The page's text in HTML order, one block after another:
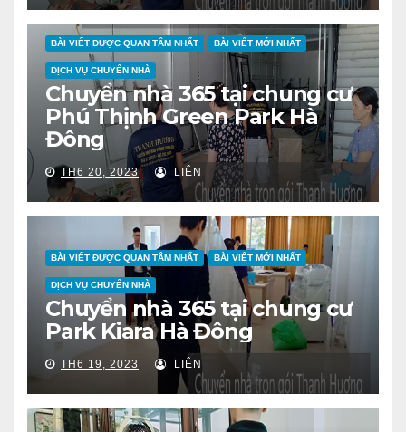
BÀI VIẾT ĐƯỢC QUAN TÂM NHẤT BÀI VIẾT MỚI NHẤT
DỊCH VỤ CHUYỂN NHÀ
Chuyển nhà 365 tại chung cư
Phú Thịnh Green Park Hà
Đông
TH6 20, 2023 LIÊN
BÀI VIẾT ĐƯỢC QUAN TÂM NHẤT BÀI VIẾT MỚI NHẤT
DỊCH VỤ CHUYỂN NHÀ
Chuyển nhà 365 tại chung cư
Park Kiara Hà Đông
TH6 19, 2023 LIÊN